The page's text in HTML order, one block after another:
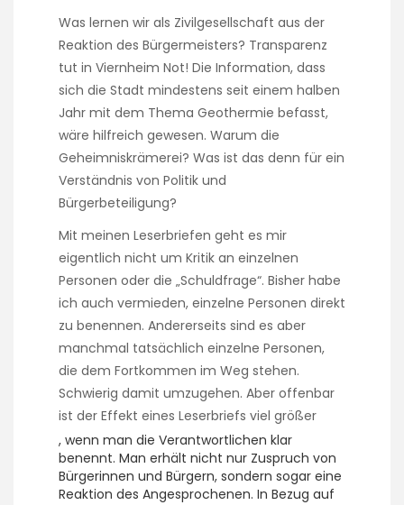
o
v
e
m
e
n
,
i
t
i
e
f
f
e
c
t
i
v
e
t
h
a
t
d
o
Was lernen wir als Zivilgesellschaft aus der
Reaktion des Bürgermeisters? Transparenz
tut in Viernheim Not! Die Information, dass
sich die Stadt mindestens seit einem halben
Jahr mit dem Thema Geothermie befasst,
wäre hilfreich gewesen. Warum die
Geheimniskrämerei? Was ist das denn für ein
Verständnis von Politik und
Bürgerbeteiligung?
Mit meinen Leserbriefen geht es mir
eigentlich nicht um Kritik an einzelnen
Personen oder die „Schuldfrage“. Bisher habe
ich auch vermieden, einzelne Personen direkt
zu benennen. Andererseits sind es aber
manchmal tatsächlich einzelne Personen,
die dem Fortkommen im Weg stehen.
Schwierig damit umzugehen. Aber offenbar
ist der Effekt eines Leserbriefs viel größer
S
u
c
h
, wenn man die Verantwortlichen klar
benennt. Man erhält nicht nur Zuspruch von
Bürgerinnen und Bürgern, sondern sogar eine
Reaktion des Angesprochenen. In Bezug auf